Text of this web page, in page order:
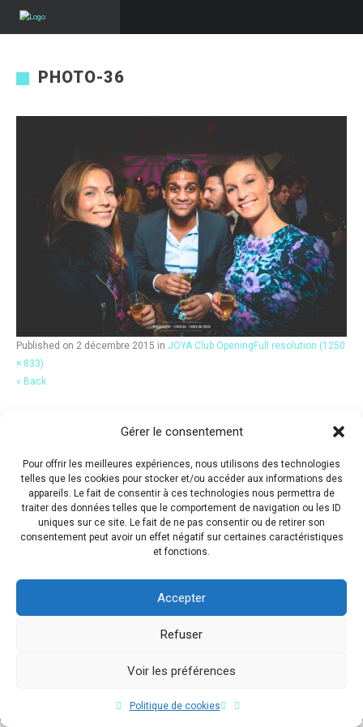
Gérer le consentement
Pour offrir les meilleures expériences, nous utilisons des technologies
telles que les cookies pour stocker et/ou accéder aux informations des
appareils. Le fait de consentir à ces technologies nous permettra de
traiter des données telles que le comportement de navigation ou les ID
uniques sur ce site. Le fait de ne pas consentir ou de retirer son
consentement peut avoir un effet négatif sur certaines caractéristiques
et fonctions.
Accepter
Refuser
Voir les préférences
Politique de cookies
PHOTO-36
Published on 2 décembre 2015 in JOYA Club Opening Full resolution (1250
× 833)
« Back
Copyright © 2017 Flavio Da Costa. All Rights Reserved.